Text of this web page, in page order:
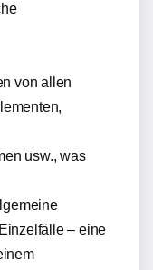
von allen
usw., was
– eine